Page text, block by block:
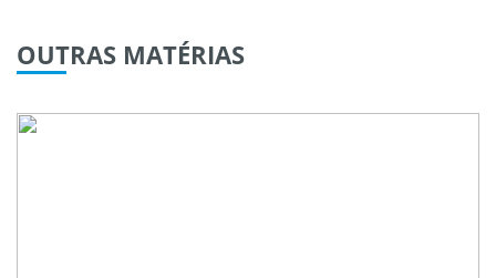
OUTRAS MATÉRIAS